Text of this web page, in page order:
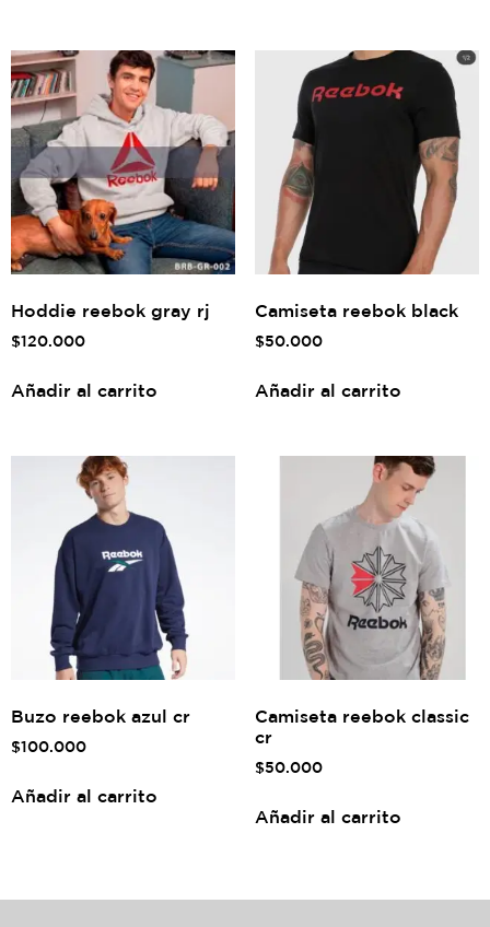
Hoddie reebok gray rj
$120.000
Añadir al carrito
Camiseta reebok black
$50.000
Añadir al carrito
Buzo reebok azul cr
$100.000
Añadir al carrito
Camiseta reebok classic
cr
$50.000
Añadir al carrito